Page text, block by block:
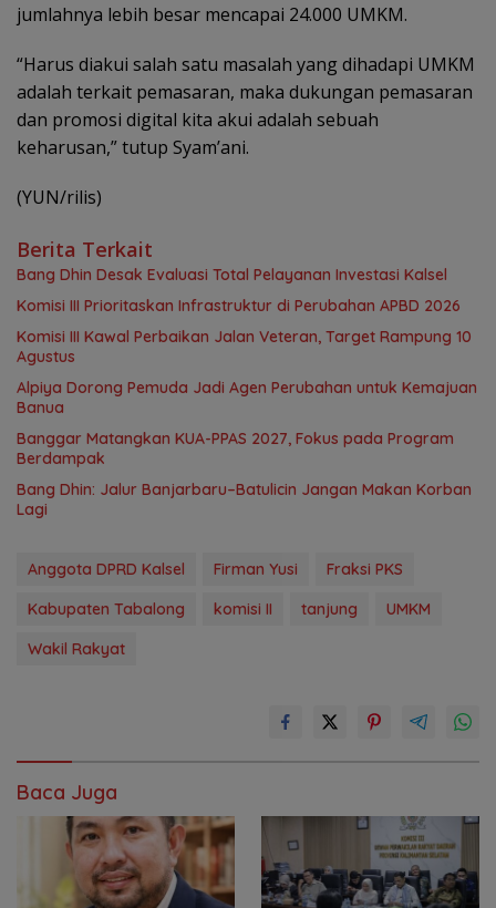
jumlahnya lebih besar mencapai 24.000 UMKM.
“Harus diakui salah satu masalah yang dihadapi UMKM
adalah terkait pemasaran, maka dukungan pemasaran
dan promosi digital kita akui adalah sebuah
keharusan,” tutup Syam’ani.
(YUN/rilis)
Berita Terkait
‎Bang Dhin Desak Evaluasi Total Pelayanan Investasi Kalsel
‎Komisi III Prioritaskan Infrastruktur di Perubahan APBD 2026
Komisi III Kawal Perbaikan Jalan Veteran, Target Rampung 10
Agustus
‎Alpiya Dorong Pemuda Jadi Agen Perubahan untuk Kemajuan
Banua ‎
‎Banggar Matangkan KUA-PPAS 2027, Fokus pada Program
Berdampak
Bang Dhin: Jalur Banjarbaru–Batulicin Jangan Makan Korban
Lagi
Anggota DPRD Kalsel Firman Yusi
Fraksi PKS
Kabupaten Tabalong
komisi II tanjung
UMKM
Wakil Rakyat
Baca Juga